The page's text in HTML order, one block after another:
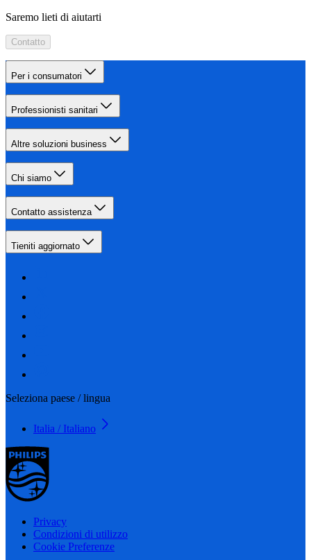
Saremo lieti di aiutarti
Contatto
Per i consumatori
Professionisti sanitari
Altre soluzioni business
Chi siamo
Contatto assistenza
Tieniti aggiornato
Seleziona paese / lingua
Italia / Italiano
Privacy
Condizioni di utilizzo
Cookie Preferenze